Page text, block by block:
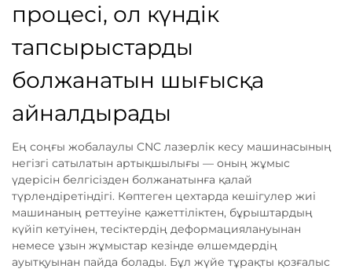
процесі, ол күндік
тапсырыстарды
болжанатын шығысқа
айналдырады
Ең соңғы жобалаулы CNC лазерлік кесу машинасының
негізгі сатылатын артықшылығы — оның жұмыс
үдерісін белгісізден болжанатынға қалай
түрлендіретіндігі. Көптеген цехтарда кешігулер жиі
машинаның реттеуіне қажеттіліктен, бұрыштардың
күйіп кетуінен, тесіктердің деформациялануынан
немесе ұзын жұмыстар кезінде өлшемдердің
ауытқуынан пайда болады. Бұл жүйе тұрақты қозғалыс